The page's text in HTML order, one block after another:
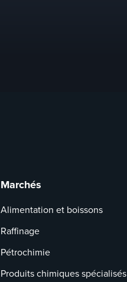
Marchés
Alimentation et boissons
Raffinage
Pétrochimie
Produits chimiques spécialisés